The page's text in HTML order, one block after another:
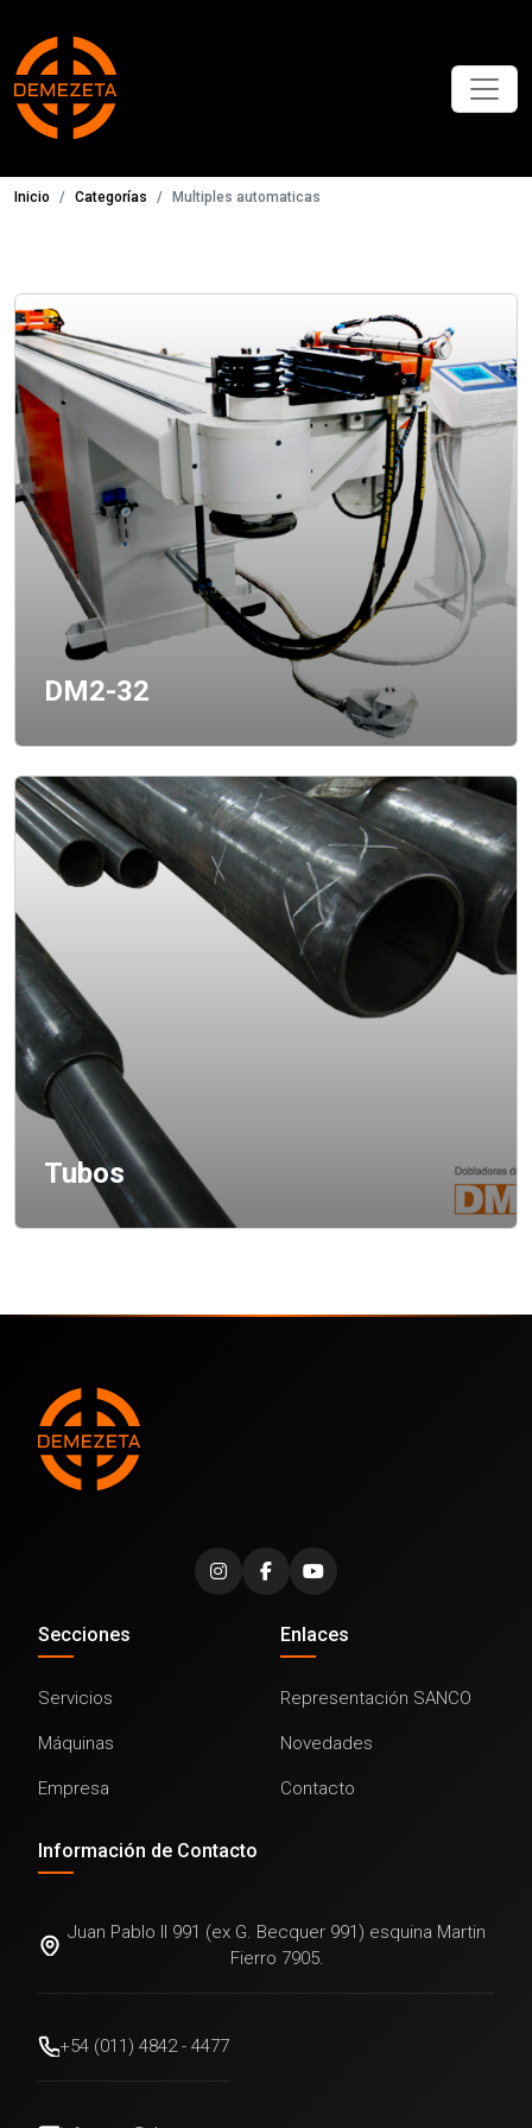
Inicio Categorías Multiples automaticas
DM2-32
Tubos
Secciones
Servicios
Máquinas
Empresa
Enlaces
Representación SANCO
Novedades
Contacto
Información de Contacto
Juan Pablo II 991 (ex G. Becquer 991) esquina Martin
Fierro 7905.
+54 (011) 4842 - 4477